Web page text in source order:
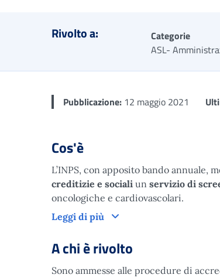
Rivolto a:
Categorie
ASL-
Pubblicazione: 12 maggio 2021
Cos'è
L’INPS, con apposito bando
creditizie e sociali un servizio di
oncologiche e cardiovascolari.
Leggi di più
Cos'è
A chi è rivolto
Sono ammesse alle procedure di